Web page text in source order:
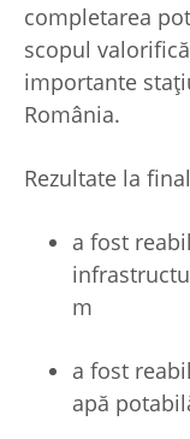
completarea
scopul
importante
România.
Rezultate la
a fost
m
a fost
apă